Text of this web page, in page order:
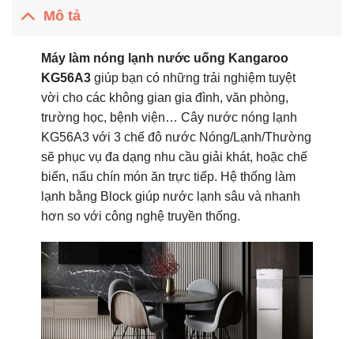
Mô tả
Máy làm nóng lạnh nước uống Kangaroo
KG56A3giúp bạn có những trải nghiệm tuyệt
vời cho các không gian gia đình, văn phòng,
trường học, bệnh viện… Cây nước nóng lạnh
KG56A3 với 3 chế đô nước Nóng/Lạnh/Thường
sẽ phục vụ đa dạng nhu cầu giải khát, hoặc chế
biến, nấu chín món ăn trực tiếp. Hệ thống làm
lạnh bằng Block giúp nước lạnh sâu và nhanh
hơn so với công nghệ truyền thống.